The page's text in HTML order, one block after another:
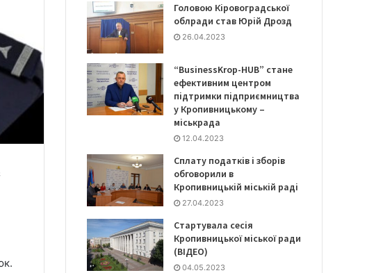
Головою Кіровоградської
облради став Юрій Дрозд
26.04.2023
“BusinessKrop-HUB” стане
ефективним центром
підтримки підприємництва
у Кропивницькому –
міськрада
12.04.2023
Сплату податків і зборів
обговорили в
Кропивницькій міській раді
27.04.2023
Стартувала сесія
Кропивницької міської ради
(ВІДЕО)
04.05.2023